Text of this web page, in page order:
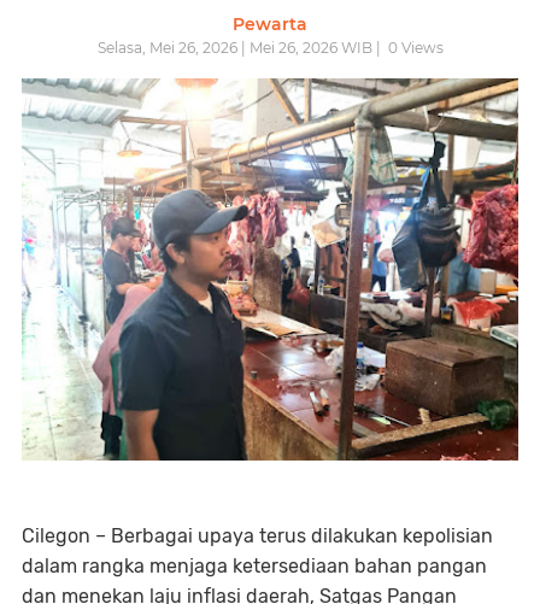
Pewarta
Selasa, Mei 26, 2026 | Mei 26, 2026 WIB | 0Views
Cilegon – Berbagai upaya terus dilakukan kepolisian
dalam rangka menjaga ketersediaan bahan pangan
dan menekan laju inflasi daerah, Satgas Pangan